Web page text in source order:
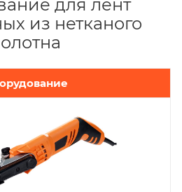
для лент
из нетканого